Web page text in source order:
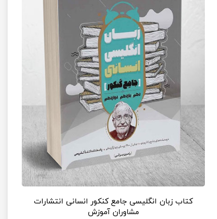
کتاب زبان انگلیسی جامع کنکور انسانی انتشارات
مشاوران آموزش